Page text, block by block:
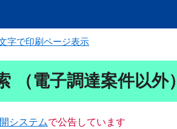
字で印刷ページ表示
（電子調達案件以外）
システムで公告しています